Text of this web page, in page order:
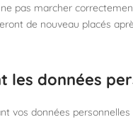
pas marcher
de nouveau placés
les données
vos données personnelles